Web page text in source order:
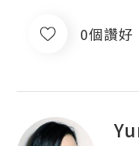
0個讚好